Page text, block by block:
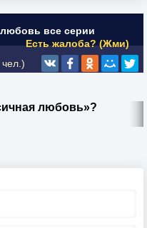
все серии
Есть жалоба? (Жми)
чел.)
любовь»?